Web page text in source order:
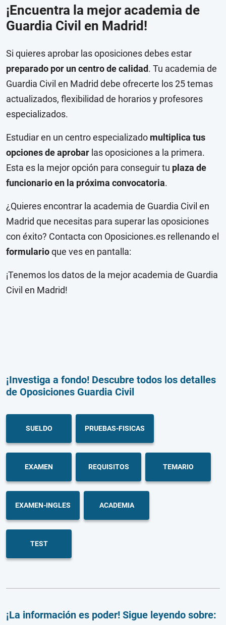
¡Encuentra la mejor academia de
Guardia Civil en Madrid!
Si quieres aprobar las oposiciones debes estar
preparado por un centro de calidad. Tu academia de
Guardia Civil en Madrid debe ofrecerte los 25 temas
actualizados, flexibilidad de horarios y profesores
especializados.
Estudiar en un centro especializado multiplica tus
opciones de aprobar las oposiciones a la primera.
Esta es la mejor opción para conseguir tu plaza de
funcionario en la próxima convocatoria.
¿Quieres encontrar la academia de Guardia Civil en
Madrid que necesitas para superar las oposiciones
con éxito? Contacta con Oposiciones.es rellenando el
formularioque ves en pantalla:
¡Tenemos los datos de la mejor academia de Guardia
Civil en Madrid!
¡Investiga a fondo! Descubre todos los detalles
de Oposiciones Guardia Civil
SUELDO PRUEBAS-FISICAS
EXAMEN REQUISITOS TEMARIO
EXAMEN-INGLES ACADEMIA
TEST
¡La información es poder! Sigue leyendo sobre: